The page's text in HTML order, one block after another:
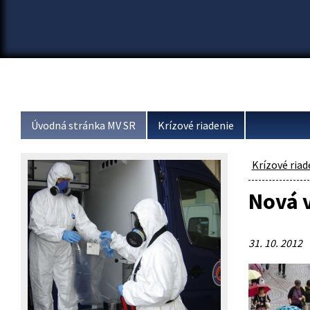
Úvodná stránka MV SR Krízové riadenie
Krízové
Nová
31. 10. 2012